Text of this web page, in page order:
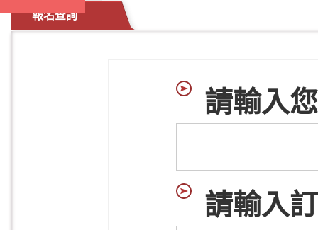
報名查詢
請輸入
請輸入